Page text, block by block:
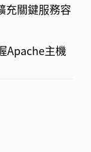
關鍵服務容
Apache主機